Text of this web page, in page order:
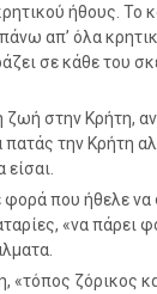
ήθους. Το
απ’ όλα
σε κάθε του
στην Κρήτη, αν
πατάς την Κρήτη
φορά που ήθελε να
«να πάρει
«τόπος ζόρικος